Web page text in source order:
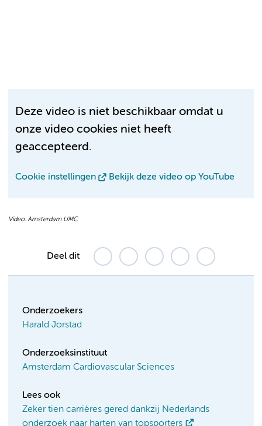
Deze video is niet beschikbaar omdat u
onze video cookies niet heeft
geaccepteerd.
Cookie instellingen Bekijk deze video op YouTube
Video: Amsterdam UMC
Deel dit
Onderzoekers
Harald Jorstad
Onderzoeksinstituut
Amsterdam Cardiovascular Sciences
Lees ook
Zeker tien carrières gered dankzij Nederlands
onderzoek naar harten van topsporters